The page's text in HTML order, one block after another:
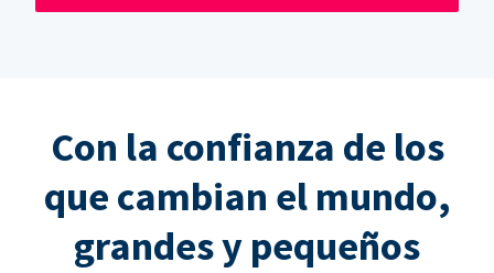
Con la confianza de los
que cambian el mundo,
grandes y pequeños